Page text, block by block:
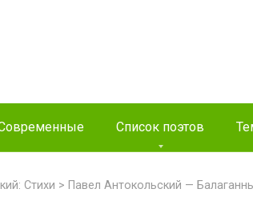
Список поэтов
Стихи > Павел Антокольский —